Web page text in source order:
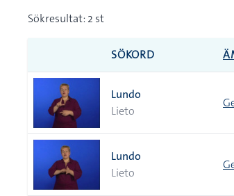
Sökresultat: 2 st
SÖKORD
Lundo
Lieto
Lundo
Lieto